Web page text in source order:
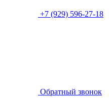
+7 (929) 596-27-18
Обратный звонок